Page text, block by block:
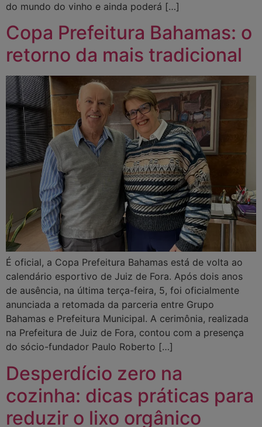
do mundo do vinho e ainda poderá […]
Copa Prefeitura Bahamas: o
retorno da mais tradicional
É oficial, a Copa Prefeitura Bahamas está de volta ao
calendário esportivo de Juiz de Fora. Após dois anos
de ausência, na última terça-feira, 5, foi oficialmente
anunciada a retomada da parceria entre Grupo
Bahamas e Prefeitura Municipal. A cerimônia, realizada
na Prefeitura de Juiz de Fora, contou com a presença
do sócio-fundador Paulo Roberto […]
Desperdício zero na
cozinha: dicas práticas para
reduzir o lixo orgânico